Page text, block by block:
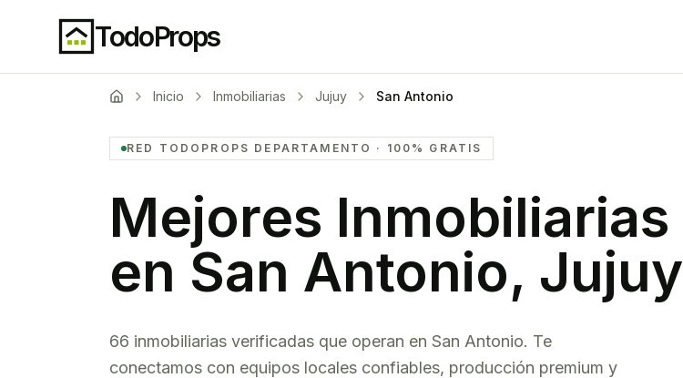
TodoProps
Inicio Inmobiliarias Jujuy San Antonio
RED TODOPROPS DEPARTAMENTO · 100% GRATIS
Mejores Inmobiliarias
en San Antonio, Jujuy
66 inmobiliarias verificadas que operan en San Antonio. Te
conectamos con equipos locales confiables, producción premium y